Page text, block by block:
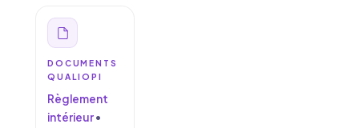
DOCUMENTS
QUALIOPI
Règlement
intérieur•